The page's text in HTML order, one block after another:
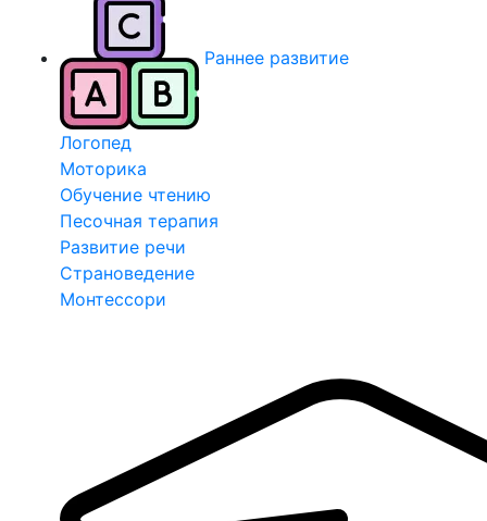
Раннее развитие
Логопед
Моторика
Обучение чтению
Песочная терапия
Развитие речи
Страноведение
Монтессори